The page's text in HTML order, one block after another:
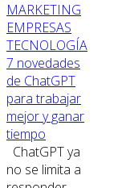
MARKETING
EMPRESAS
TECNOLOGÍA
7 novedades
de ChatGPT
para trabajar
mejor y ganar
tiempo
ChatGPT ya
no se limita a